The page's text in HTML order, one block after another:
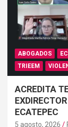
ABOGADOS
TRIEEM
ACREDITA
ECATEPEC
5 agosto, 2026